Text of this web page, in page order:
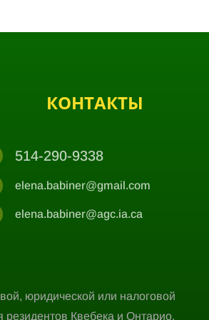
КОНТАКТЫ
514-290-9338
elena.babiner@gmail.com
elena.babiner@agc.ia.ca
юридической или налоговой
резидентов Квебека и Онтарио.